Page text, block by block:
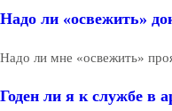
Надо ли «освежить»
Надо ли мне «освежить»
Годен ли я к службе в